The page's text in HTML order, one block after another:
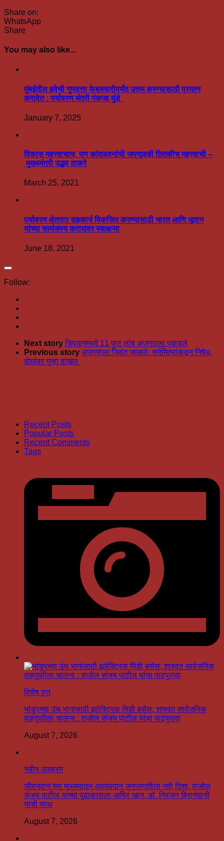
Share on:
WhatsApp
Share
You may also like...
मुंबईतील हवेची गुणवत्ता फेब्रुवारीपर्यंत उत्तम करण्यासाठी प्रयत्न
करावेत : पर्यावरण मंत्री पंकजा मुंडे
January 7, 2025
विकास महत्त्वाचाच, पण कांदळवनांची जपणूकही तितकीच महत्त्वाची –
मुख्यमंत्री उद्धव ठाकरे
March 25, 2021
पर्यावरण क्षेत्रात सहकार्य विकसित करण्यासाठी भारत आणि भूतान
यांच्या सामंजस्य करारावर स्वाक्षऱ्या
June 18, 2021
Follow:
Next storyचिपळूणमध्ये 11 फुट लांब अजगराला पकडले
Previous story अजगराला जिवंत जाळले; सर्पमित्रांकडून निषेध,
दोघांवर गुन्हा दाखल
Recent Posts
Popular Posts
Recent Comments
Tags
विशेष वृत्त
भांडुपच्या उंच भागांसाठी इलेक्ट्रिक मिडी बसेस; शाश्वत सार्वजनिक
वाहतुकीला चालना : राजोल संजय पाटील यांचा पाठपुरावा
August 7, 2026
नवीन उपक्रम
जीवनदान’च्या माध्यमातून अवयवदान जनजागृतीला नवी दिशा, राजोल
संजय पाटील यांच्या पुढाकाराला आमिर खान, डॉ. निरंजन हिरानंदानी
यांची साथ
August 7, 2026